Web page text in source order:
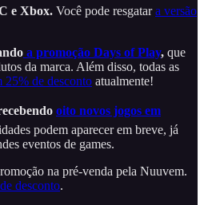
e Xbox. Você pode resgatara versão
a promoção Days of Play, que
da marca. Além disso, todas as
25% de desconto atualmente!
oito novos jogos em
podem aparecer em breve, já
eventos de games.
na pré-venda pela Nuuvem.
desconto.